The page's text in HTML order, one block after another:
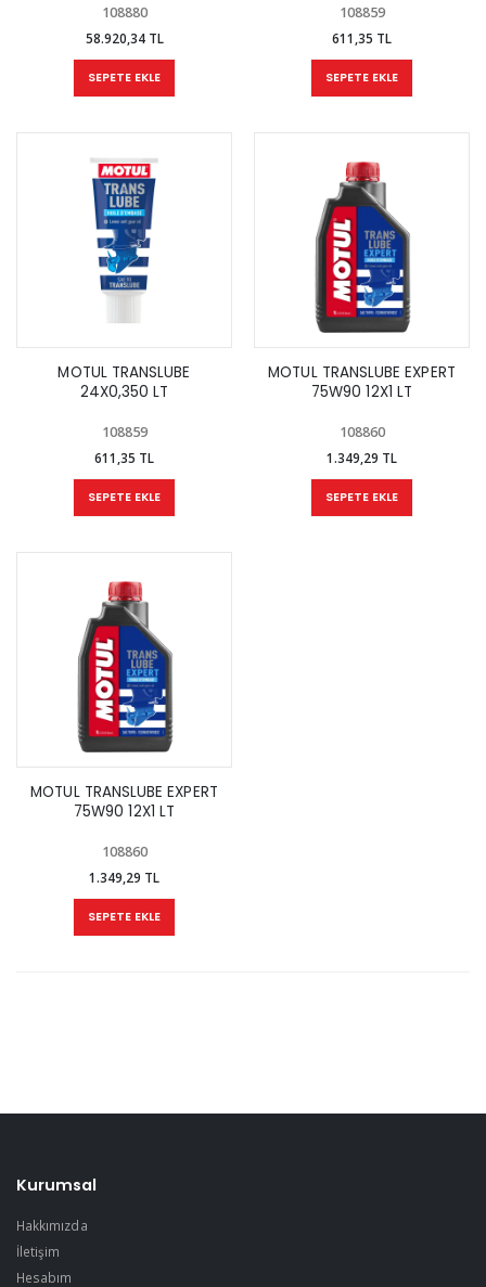
108880
58.920,34 TL
SEPETE EKLE
108859
611,35 TL
SEPETE EKLE
MOTUL TRANSLUBE
24X0,350 LT
108859
611,35 TL
SEPETE EKLE
MOTUL TRANSLUBE EXPERT
75W90 12X1 LT
108860
1.349,29 TL
SEPETE EKLE
MOTUL TRANSLUBE EXPERT
75W90 12X1 LT
108860
1.349,29 TL
SEPETE EKLE
Kurumsal
Hakkımızda
İletişim
Hesabım